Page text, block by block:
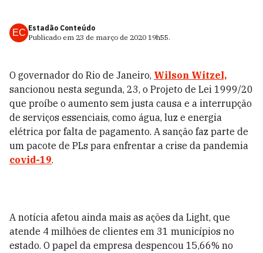
EC Estadão Conteúdo
Publicado em 23 de março de 2020 19h55.
O governador do Rio de Janeiro, Wilson Witzel,
sancionou nesta segunda, 23, o Projeto de Lei 1999/20
que proíbe o aumento sem justa causa e a interrupção
de serviços essenciais, como água, luz e energia
elétrica por falta de pagamento. A sanção faz parte de
um pacote de PLs para enfrentar a crise da pandemia
covid-19.
A notícia afetou ainda mais as ações da Light, que
atende 4 milhões de clientes em 31 municípios no
estado. O papel da empresa despencou 15,66% no